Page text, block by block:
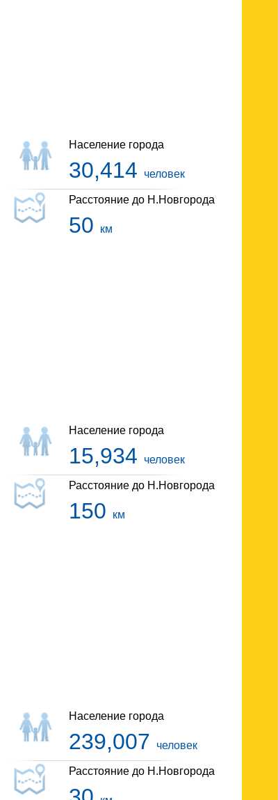
Население города
30,414 человек
Расстояние до Н.Новгорода
50 км
Население города
15,934 человек
Расстояние до Н.Новгорода
150 км
Население города
239,007 человек
Расстояние до Н.Новгорода